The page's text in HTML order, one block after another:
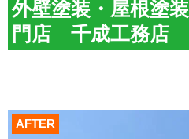
外壁塗装・屋根塗
門店 千成工務店
AFTER